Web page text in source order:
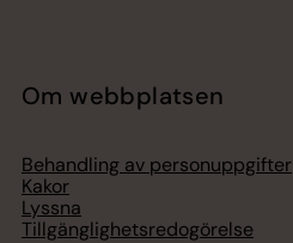
Om webbplatsen
Behandling av personuppgifter
Kakor
Lyssna
Tillgänglighetsredogörelse